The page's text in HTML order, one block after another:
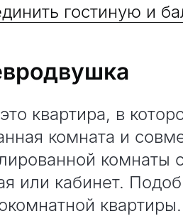
гостиную и
квартира, в
комната и
комнаты
или кабинет.
квартиры.